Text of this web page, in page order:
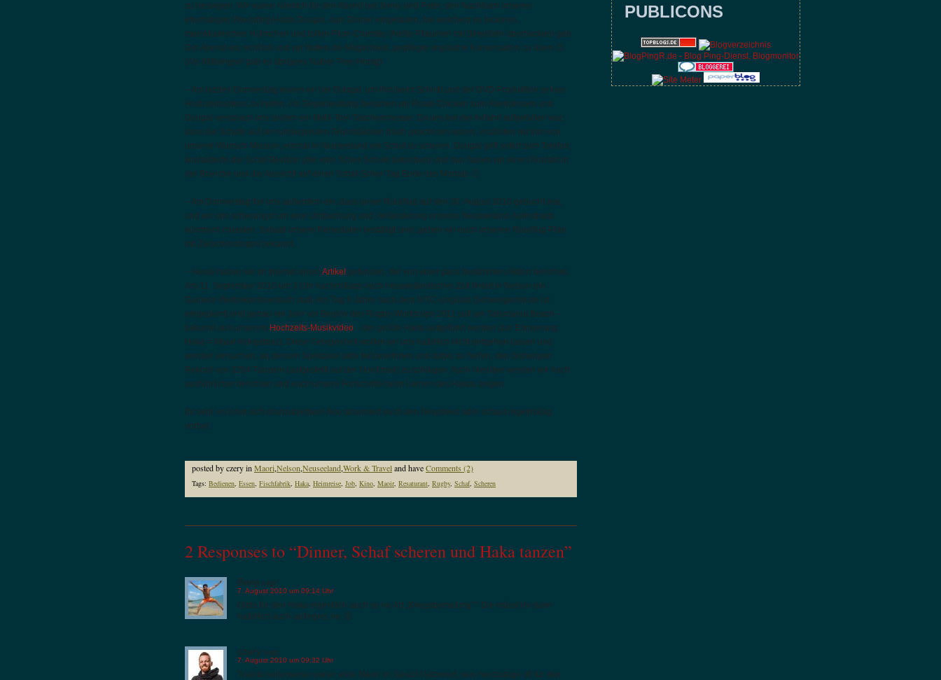
zu besorgen. Wir waren nämlich für den Abend bei Jenny und Peter, den Nachbarn unseres
ehemaligen Wwoofing-Hosts Dougal, zum Dinner eingeladen, bei welchem es leckeres
marokkanisches Hühnchen und tollen Plum-Crumble (heiße Pflaumen mit Streußeln überbacken) gab.
Der Abend war echt toll und wir hatten die Möglichkeit, gepflegte englische Konversation zu üben 🙂
(Als Mitbringsel gab es übrigens Native Tree-Honig)
– Am letzten Donnerstag waren wir bei Dougal, um ihm beim Schnitt und der DVD-Produktion seines
Hochzeitsvideos zu helfen. Als Gegenleistung bekamen wir Roast-Chicken zum Abendessen und
Dougal versprach uns zudem ein Multi-Tool-Taschenmesser. Da uns bei der Anfahrt aufgefallen war,
dass die Schafe auf den umliegenden Grundstücken frisch geschoren waren, erzählten wir ihm von
unserer Wunsch-Mission, einmal in Neuseeland ein Schaf zu scheren. Dougal griff sofort zum Telefon,
kontaktierte die Schaf-Besitzer (die eine Scher-Schule betreiben) und nun haben wir einen Kontakt in
der Branche und die Aussicht auf einen Schaf-Scher-Tag Ende des Monats 🙂
– Am Donnerstag fiel uns außerdem ein, dass unser Rückflug auf den 30. August 2010 gebucht war,
und wir uns schleunigst um eine Umbuchung und Verländerung unseres Neuseeland-Aufenthalts
kümmern mussten. Sobald unsere Reisedaten bestätigt sind, geben wir euch unseren Rückflug-Plan
mit Zwischenstopps bekannt.
– Heute haben wir im Internet einen Artikel gefunden, der von einer ganz bestimmten Aktion berichtet.
Am 11. September 2010 um 3 Uhr nachmittags nach neuseeländischer Zeit findet in Nelson ein
Guiness-Weltrekordsversuch statt. Am Tag 9 Jahre nach dem WTC-Unglück (Schweigeminute ist
eingeplant) und genau ein Jahr vor Beginn des Rugby-Worldcups 2011 soll am Tahunanui Beach –
bekannt aus unserem Hochzeits-Musikvideo – der größte Haka aufgeführt werden (zur Erinnerung:
Haka = Maori-Kriegstanz). Diese Gelegenheit wollen wir uns natürlich nicht entgehen lassen und
werden versuchen, an diesem Spektakel aktiv teilzunehmen und dabei zu helfen, den bisherigen
Rekord von 3264 Tänzern (aufgestellt auf der Nordinsel) zu schlagen. Auch hierüber werden wir noch
ausführlicher berichten und euch unsere Fortschritte beim Lernen des Hakas zeigen.
Ihr seht: es lohnt sich dranzubleiben! Also abonniert euch den Newsfeed oder schaut regelmäßig
vorbei.
posted by czery in Maori,Nelson,Neuseeland,Work & Traveland haveComments (2)
Tags: Bedienen, Essen, Fischfabrik, Haka, Heimreise, Job, Kino, Maoir, Resaturant, Rugby, Schaf, Scheren
2 Responses to “Dinner, Schaf scheren und Haka tanzen”
Benji sagt:
7. August 2010 um 09:14 Uhr
Gibts für den Haka eigentlich auch so ne Art „Kriegsbemalung“? Die müsst ihr dann
natürlich auch auflegen, ne 😉
czery sagt:
7. August 2010 um 09:32 Uhr
Traditionellerweise waren viele Maori im Gesicht tätowiert, was heutzutage oft für den
PUBLICONS